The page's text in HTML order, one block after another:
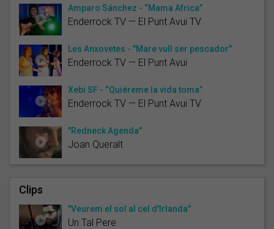
Amparo Sánchez - “Mama Africa”
Enderrock TV — El Punt Avui TV
Les Anxovetes - "Mare vull ser pescador"
Enderrock TV — El Punt Avui
Xebi SF - “Quiéreme la vida toma”
Enderrock TV — El Punt Avui TV
"Redneck Agenda"
Joan Queralt
Clips
"Veurem el sol al cel d'Irlanda"
Un Tal Pere